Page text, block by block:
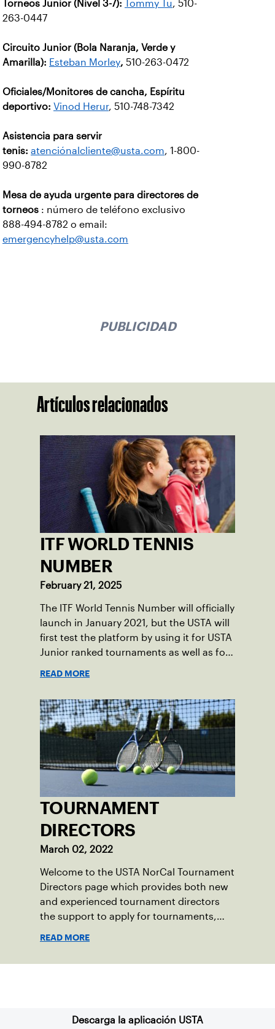
Torneos Junior (Nivel 3-7): Tommy Tu, 510-
263-0447
Circuito Junior (Bola Naranja, Verde y
Amarilla): Esteban Morley, 510-263-0472
Oficiales/Monitores de cancha, Espíritu
deportivo: Vinod Herur, 510-748-7342
Asistencia para servir
tenis: atenciónalcliente@usta.com, 1-800-
990-8782
Mesa de ayuda urgente para directores de
torneos : número de teléfono exclusivo
888-494-8782 o email:
emergencyhelp@usta.com
PUBLICIDAD
Artículos relacionados
ITF WORLD TENNIS
NUMBER
February 21, 2025
The ITF World Tennis Number will officially
launch in January 2021, but the USTA will
first test the platform by using it for USTA
Junior ranked tournaments as well as for
READ MORE
TOURNAMENT
DIRECTORS
March 02, 2022
Welcome to the USTA NorCal Tournament
Directors page which provides both new
and experienced tournament directors
the support to apply for tournaments,
READ MORE
Descarga la aplicación USTA